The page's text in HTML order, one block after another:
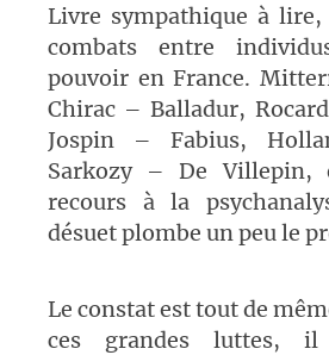
Livre sympathique à
combats entre
pouvoir en France.
Chirac – Balladur,
Jospin – Fabius,
Sarkozy – De Villepin,
recours à la
désuet plombe un peu le
Le constat est tout de
ces grandes luttes,